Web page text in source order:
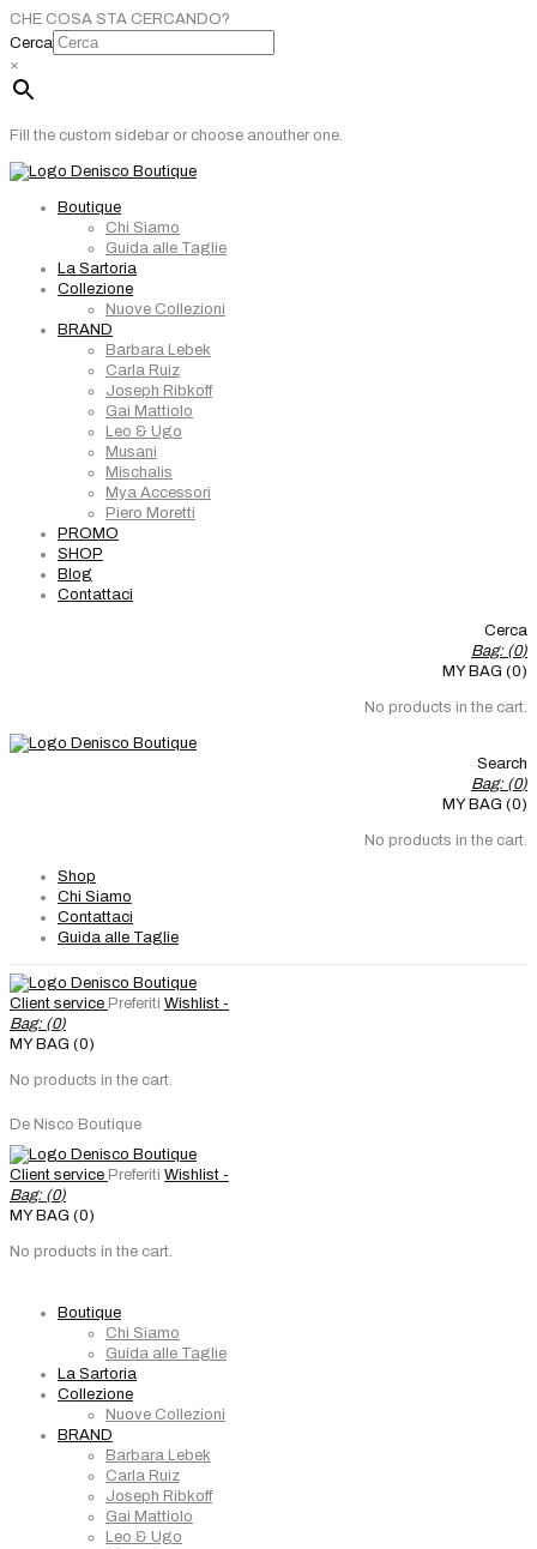
CHE COSA STA CERCANDO?
Cerca
×
Fill the custom sidebar or choose anouther one.
Boutique
Chi Siamo
Guida alle Taglie
La Sartoria
Collezione
Nuove Collezioni
BRAND
Barbara Lebek
Carla Ruiz
Joseph Ribkoff
Gai Mattiolo
Leo & Ugo
Musani
Mischalis
Mya Accessori
Piero Moretti
PROMO
SHOP
Blog
Contattaci
Cerca
Bag: (0)
MY BAG (0)
No products in the cart.
Search
Bag: (0)
MY BAG (0)
No products in the cart.
Shop
Chi Siamo
Contattaci
Guida alle Taglie
Client service Preferiti Wishlist -
Bag: (0)
MY BAG (0)
No products in the cart.
De Nisco Boutique
Client service Preferiti Wishlist -
Bag: (0)
MY BAG (0)
No products in the cart.
Boutique
Chi Siamo
Guida alle Taglie
La Sartoria
Collezione
Nuove Collezioni
BRAND
Barbara Lebek
Carla Ruiz
Joseph Ribkoff
Gai Mattiolo
Leo & Ugo